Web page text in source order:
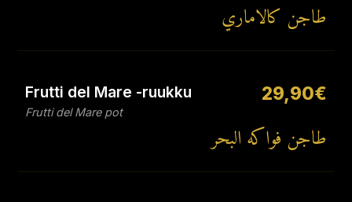
طاجن كالاماري
Frutti del Mare -ruukku
Frutti del Mare pot
29,90€
طاجن فواكه البحر